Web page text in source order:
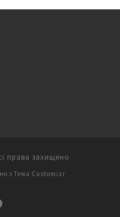
права захищено
з Тема Customizr